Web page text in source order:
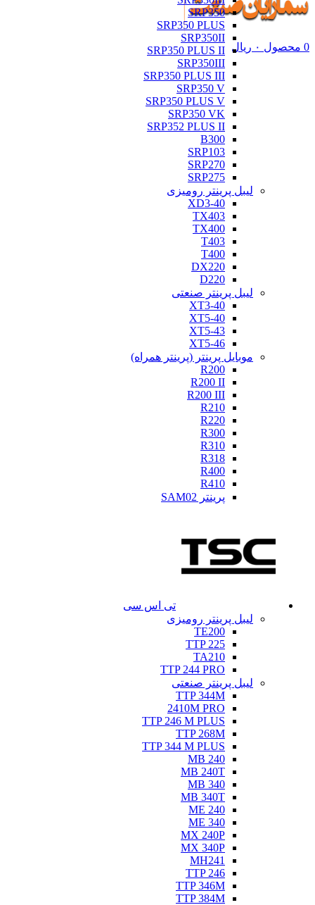
0 محصول ۰ ریال
SRP350
SRP350 PLUS
SRP350II
SRP350 PLUS II
SRP350III
SRP350 PLUS III
SRP350 V
SRP350 PLUS V
SRP350 VK
SRP352 PLUS II
B300
SRP103
SRP270
SRP275
لیبل پرینتر رومیزی
XD3-40
TX403
TX400
T403
T400
DX220
D220
لیبل پرینتر صنعتی
XT3-40
XT5-40
XT5-43
XT5-46
موبایل پرینتر (پرینتر همراه)
R200
R200 II
R200 III
R210
R220
R300
R310
R318
R400
R410
پرینتر SAM02
تی اس سی
لیبل پرینتر رومیزی
TE200
TTP 225
TA210
TTP 244 PRO
لیبل پرینتر صنعتی
TTP 344M
2410M PRO
TTP 246 M PLUS
TTP 268M
TTP 344 M PLUS
MB 240
MB 240T
MB 340
MB 340T
ME 240
ME 340
MX 240P
MX 340P
MH241
TTP 246
TTP 346M
TTP 384M